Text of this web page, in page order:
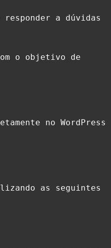
a dúvidas
o objetivo de
no WordPress
as seguintes